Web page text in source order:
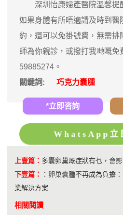
深圳怡康婦產醫院溫馨提
如果身體有所唔適請及時到醫
約，還可以免掛號費，無需排
師為你親診，或撥打我哋嘅免
59885274。
關鍵詞:
巧克力囊腫
*立即咨詢
WhatsApp立
上壹篇： 多囊卵巢嘅症狀有乜，會
下壹篇：
： 卵巢囊腫不再成為負擔
業解決方案
相關閱讀